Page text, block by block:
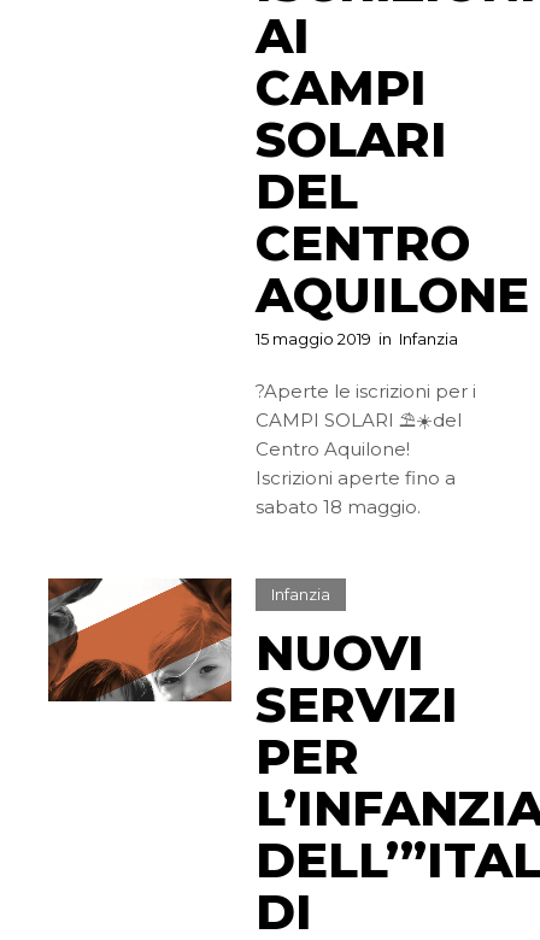
AI
CAMPI
SOLARI
DEL
CENTRO
AQUILONE
15 maggio 2019 in Infanzia
?Aperte le iscrizioni per i
CAMPI SOLARI ⛱☀️del
Centro Aquilone!
Iscrizioni aperte fino a
sabato 18 maggio.
Infanzia
NUOVI
SERVIZI
PER
DI